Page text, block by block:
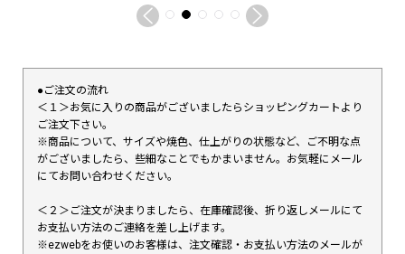
●ご注文の流れ
＜１＞お気に入りの商品がございましたらショッピングカートより
ご注文下さい。
※商品について、サイズや焼色、仕上がりの状態など、ご不明な点
がございましたら、些細なことでもかまいません。お気軽にメール
にてお問い合わせください。
＜２＞ご注文が決まりましたら、在庫確認後、折り返しメールにて
お支払い方法のご連絡を差し上げます。
※ezwebをお使いのお客様は、注文確認・お支払い方法のメールが